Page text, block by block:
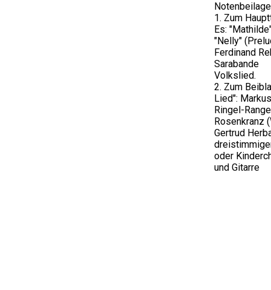
1. Zum
Es:
"Nelly"
Ferdinand
Sarabande
Volkslied.
2. Zum
Lied":
Ringel-
Rosenkranz
Gertrud
oder
und Gitarre